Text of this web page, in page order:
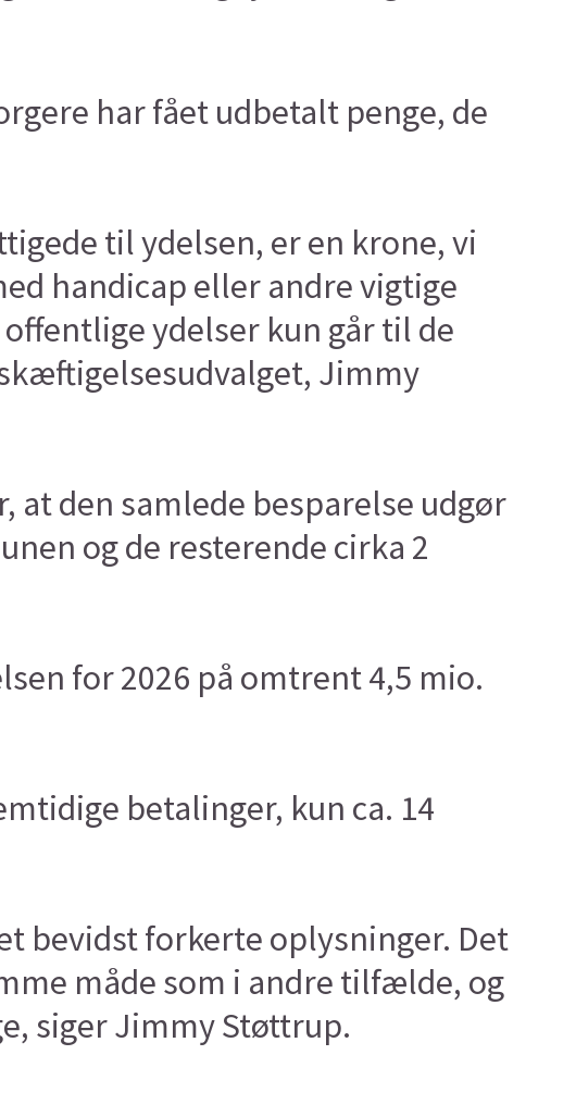
har fået udbetalt penge, de
til ydelsen, er en krone, vi
handicap eller andre vigtige
ydelser kun går til de
Jimmy
at den samlede besparelse udgør
og de resterende cirka 2
for 2026 på omtrent 4,5 mio.
betalinger, kun ca. 14
bevidst forkerte oplysninger. Det
måde som i andre tilfælde, og
siger Jimmy Støttrup.